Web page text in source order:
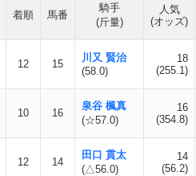
着順 馬番
騎手
(斤量)
人気
(オッズ)
12 15
川又 賢治
(58.0)
18
(255.1)
10 16
泉谷 楓真
(☆57.0)
16
(354.8)
12 14
田口 貫太
(△56.0)
14
(56.2)